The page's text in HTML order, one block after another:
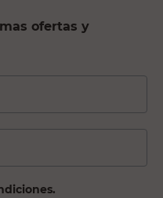
ofertas y